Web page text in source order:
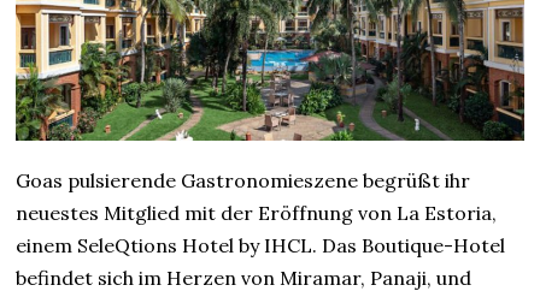
Goas pulsierende Gastronomieszene begrüßt ihr
neuestes Mitglied mit der Eröffnung von La Estoria,
einem SeleQtions Hotel by IHCL. Das Boutique-Hotel
befindet sich im Herzen von Miramar, Panaji, und